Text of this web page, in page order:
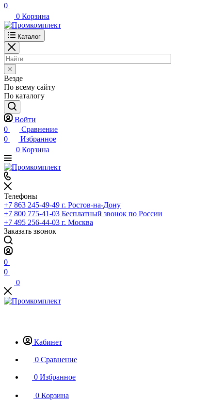
0
0 Корзина
Каталог
Везде
По всему сайту
По каталогу
Войти
0
Сравнение
0
Избранное
0 Корзина
Телефоны
+7 863 245-49-49 г. Ростов-на-Дону
+7 800 775-41-03 Бесплатный звонок по России
+7 495 256-44-03 г. Москва
Заказать звонок
0
0
0
Кабинет
0 Сравнение
0 Избранное
0 Корзина